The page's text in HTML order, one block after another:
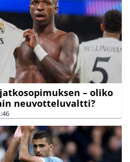
– oliko
neuvotteluvaltti?